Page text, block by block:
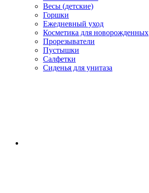
Весы (детские)
Горшки
Ежедневный уход
Косметика для новорожденных
Прорезыватели
Пустышки
Салфетки
Сиденья для унитаза